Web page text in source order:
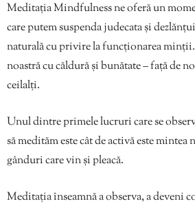
Meditația Mindfulness ne oferă un
care putem suspenda judecata și
naturală cu privire la funcționarea
noastră cu căldură și bunătate – față de
ceilalți.
Unul dintre primele lucruri care se
să medităm este cât de activă este mintea
gânduri care vin și pleacă.
Meditația înseamnă a observa, a deveni